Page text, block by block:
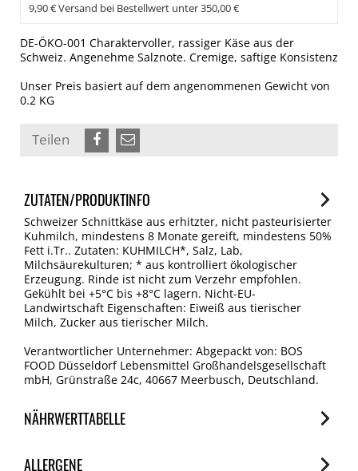
9,90 € Versand bei Bestellwert unter 350,00 €
DE-ÖKO-001 Charaktervoller, rassiger Käse aus der
Schweiz. Angenehme Salznote. Cremige, saftige Konsistenz
Unser Preis basiert auf dem angenommenen Gewicht von
0.2 KG
Teilen
ZUTATEN/PRODUKTINFO
Schweizer Schnittkäse aus erhitzter, nicht pasteurisierter
Kuhmilch, mindestens 8 Monate gereift, mindestens 50%
Fett i.Tr.. Zutaten: KUHMILCH*, Salz, Lab,
Milchsäurekulturen; * aus kontrolliert ökologischer
Erzeugung. Rinde ist nicht zum Verzehr empfohlen.
Gekühlt bei +5°C bis +8°C lagern. Nicht-EU-
Landwirtschaft Eigenschaften: Eiweiß aus tierischer
Milch, Zucker aus tierischer Milch.
Verantwortlicher Unternehmer: Abgepackt von: BOS
FOOD Düsseldorf Lebensmittel Großhandelsgesellschaft
mbH, Grünstraße 24c, 40667 Meerbusch, Deutschland.
NÄHRWERTTABELLE
ALLERGENE